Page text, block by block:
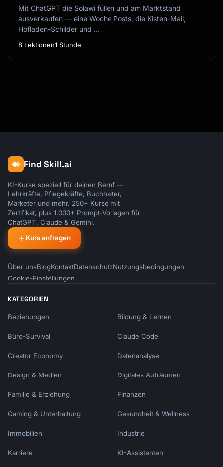
Mit ChatGPT die Solawi füllen und am Marktstand
ausverkaufen — eine Woche Posts, die Kisten-Mail,
Hofladen-Schilder und …
8 Lektionen1 Stunde
Find Skill.ai
KI-Kurse speziell für deinen Beruf —
Lehrkräfte, Pflegekräfte, Buchhalter,
Marketer und mehr. 250+ Kurse mit
Zertifikat, plus 1.000+ Prompt-Vorlagen für
ChatGPT, Claude & Gemini.
Kurs anfragen
Über unsBlogKontaktDatenschutzNutzungsbedingungen
Cookie-Einstellungen
KATEGORIEN
Beziehungen Bildung & Lernen
Büro-Survival Claude Code
Creator Economy Datenanalyse
Design & Medien Digitales Aufräumen
Familie & Erziehung Finanzen
Gaming & Unterhaltung Gesundheit & Wellness
Immobilien Industrie
Karriere KI-Assistenten